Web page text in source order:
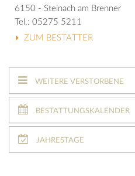
6150 - Steinach am Brenner
Tel.: 05275 5211
ZUM BESTATTER
WEITERE VERSTORBENE
BESTATTUNGSKALENDER
JAHRESTAGE